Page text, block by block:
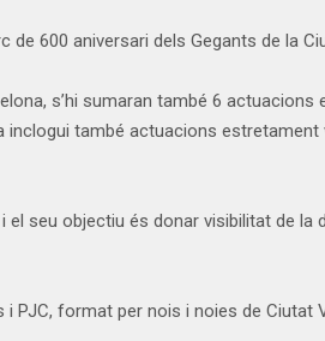
de 600 aniversari dels Gegants de la
s’hi sumaran també 6
inclogui també actuacions
el seu objectiu és donar visibilitat de
i PJC, format per nois i noies de